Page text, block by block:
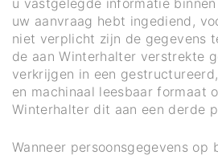
uw aanvraag hebt ingediend,
niet verplicht zijn de gegevens
de aan Winterhalter verstrekte
verkrijgen in een
en machinaal leesbaar formaat
Winterhalter dit aan een derde
Wanneer persoonsgegevens op